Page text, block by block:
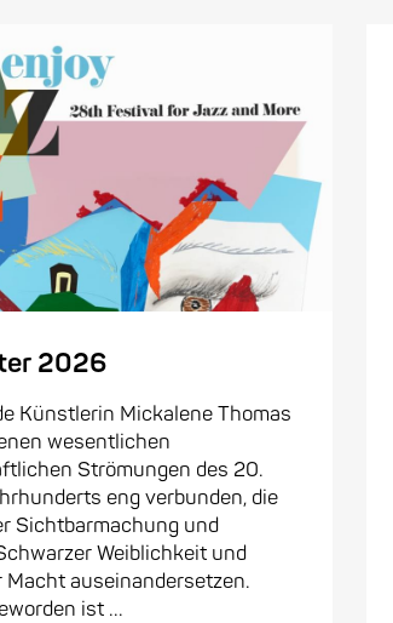
2026
Künstlerin Mickalene Thomas
wesentlichen
Strömungen des 20.
eng verbunden, die
Sichtbarmachung und
Weiblichkeit und
Macht auseinandersetzen.
ist ...